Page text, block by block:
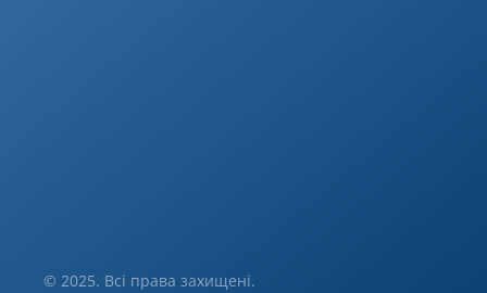
© 2025. Всі права захищені.